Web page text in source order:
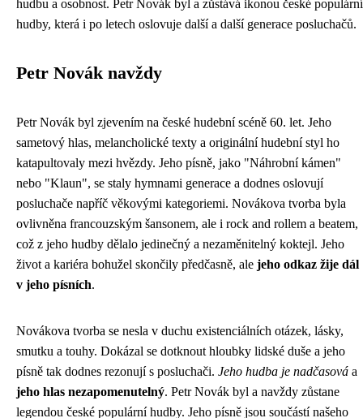
hudbu a osobnost. Petr Novák byl a zůstává ikonou české populární
hudby, která i po letech oslovuje další a další generace posluchačů.
Petr Novák navždy
Petr Novák byl zjevením na české hudební scéně 60. let. Jeho
sametový hlas, melancholické texty a originální hudební styl ho
katapultovaly mezi hvězdy. Jeho písně, jako "Náhrobní kámen"
nebo "Klaun", se staly hymnami generace a dodnes oslovují
posluchače napříč věkovými kategoriemi. Novákova tvorba byla
ovlivněna francouzským šansonem, ale i rock and rollem a beatem,
což z jeho hudby dělalo jedinečný a nezaměnitelný koktejl. Jeho
život a kariéra bohužel skončily předčasně, ale jeho odkaz žije dál
v jeho písních.
Novákova tvorba se nesla v duchu existenciálních otázek, lásky,
smutku a touhy. Dokázal se dotknout hloubky lidské duše a jeho
písně tak dodnes rezonují s posluchači. Jeho hudba je nadčasová a
jeho hlas nezapomenutelný. Petr Novák byl a navždy zůstane
legendou české populární hudby. Jeho písně jsou součástí našeho